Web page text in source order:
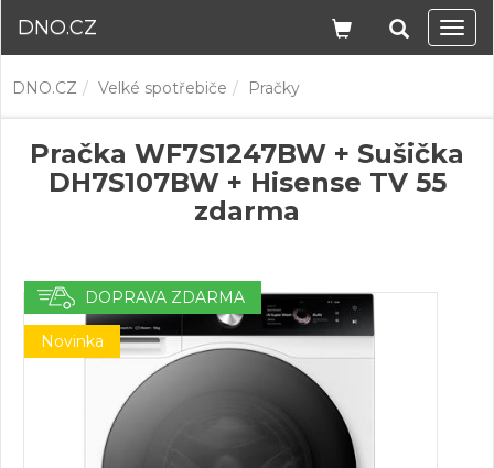
DNO.CZ
DNO.CZ Velké spotřebiče Pračky
Pračka WF7S1247BW + Sušička
DH7S107BW + Hisense TV 55
zdarma
DOPRAVA ZDARMA
Novinka